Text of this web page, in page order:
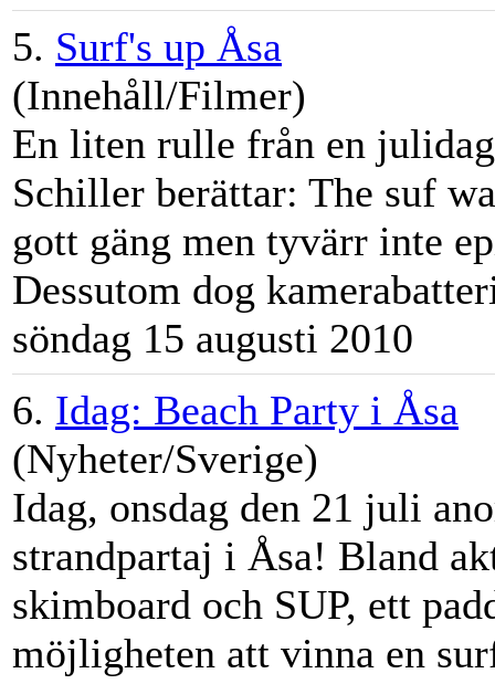
5. Surf's up Åsa
(Innehåll/Filmer)
En liten rulle från en
Schiller berättar: The suf
gott gäng men tyvärr inte
Dessutom dog
söndag 15 augusti 2010
6. Idag: Beach Party i Åsa
(Nyheter/Sverige)
Idag, onsdag den 21 juli
strandpartaj i Åsa! Bland
skimboard och SUP, ett
möjligheten att vinna en